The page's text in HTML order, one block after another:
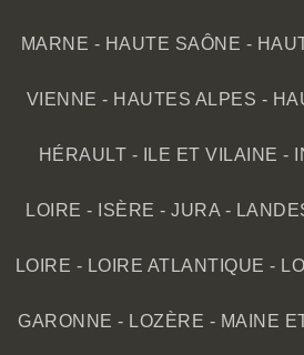
MARNE - HAUTE SAÔNE -
VIENNE - HAUTES ALPES -
HÉRAULT - ILE ET VILAINE -
LOIRE - ISÈRE - JURA -
LOIRE - LOIRE ATLANTIQUE -
GARONNE - LOZÈRE - MAINE